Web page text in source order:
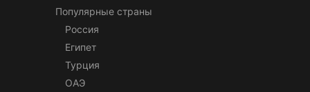
Популярные страны
Россия
Египет
Турция
ОАЭ